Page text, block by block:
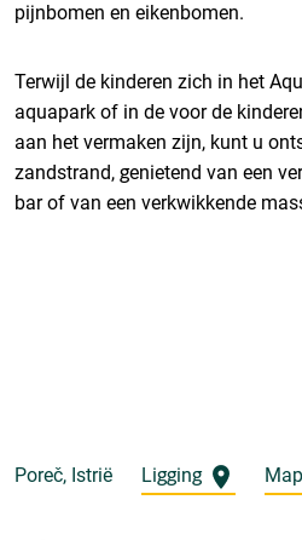
pijnbomen en eikenbomen.
Terwijl de kinderen zich in het
aquapark of in de voor de
aan het vermaken zijn, kunt u
zandstrand, genietend van een
bar of van een verkwikkende
Poreč, Istrië Ligging Map